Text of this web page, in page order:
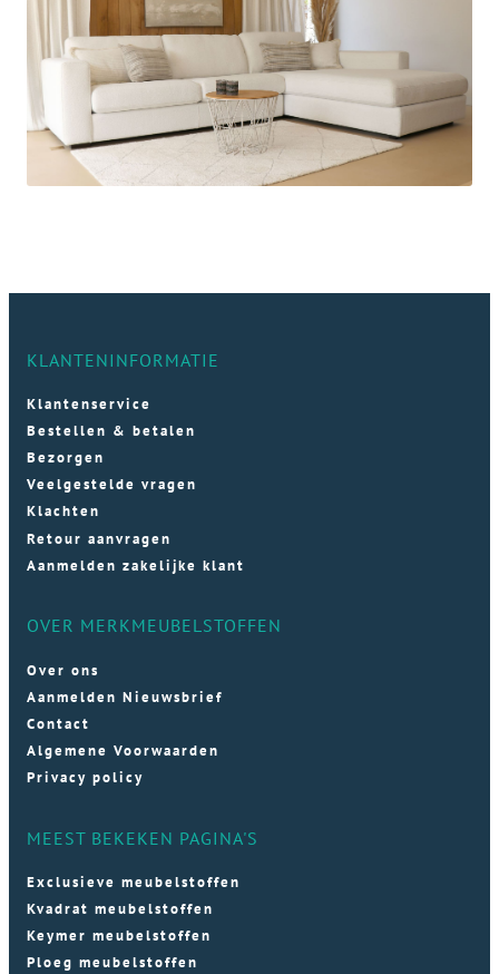
KLANTENINFORMATIE
Klantenservice
Bestellen & betalen
Bezorgen
Veelgestelde vragen
Klachten
Retour aanvragen
Aanmelden zakelijke klant
OVER MERKMEUBELSTOFFEN
Over ons
Aanmelden Nieuwsbrief
Contact
Algemene Voorwaarden
Privacy policy
MEEST BEKEKEN PAGINA'S
Exclusieve meubelstoffen
Kvadrat meubelstoffen
Keymer meubelstoffen
Ploeg meubelstoffen